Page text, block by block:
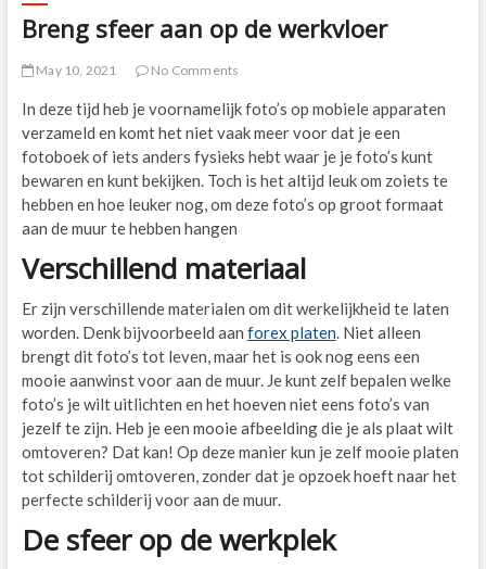
Breng sfeer aan op de werkvloer
May 10, 2021 No Comments
In deze tijd heb je voornamelijk foto’s op mobiele apparaten
verzameld en komt het niet vaak meer voor dat je een
fotoboek of iets anders fysieks hebt waar je je foto’s kunt
bewaren en kunt bekijken. Toch is het altijd leuk om zoiets te
hebben en hoe leuker nog, om deze foto’s op groot formaat
aan de muur te hebben hangen
Verschillend materiaal
Er zijn verschillende materialen om dit werkelijkheid te laten
worden. Denk bijvoorbeeld aan forex platen. Niet alleen
brengt dit foto’s tot leven, maar het is ook nog eens een
mooie aanwinst voor aan de muur. Je kunt zelf bepalen welke
foto’s je wilt uitlichten en het hoeven niet eens foto’s van
jezelf te zijn. Heb je een mooie afbeelding die je als plaat wilt
omtoveren? Dat kan! Op deze manier kun je zelf mooie platen
tot schilderij omtoveren, zonder dat je opzoek hoeft naar het
perfecte schilderij voor aan de muur.
De sfeer op de werkplek